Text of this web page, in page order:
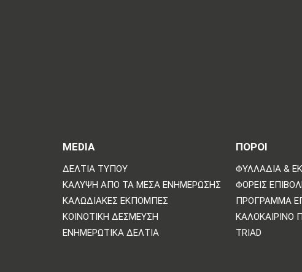
MEDIA
ΔΕΛΤΊΑ ΤΎΠΟΥ
ΚΆΛΥΨΗ ΑΠΌ ΤΑ ΜΈΣΑ ΕΝΗΜΈΡΩΣΗΣ
ΚΑΛΩΔΙΑΚΈΣ ΕΚΠΟΜΠΈΣ
ΚΟΙΝΟΤΙΚΉ ΔΈΣΜΕΥΣΗ
ΕΝΗΜΕΡΩΤΙΚΆ ΔΕΛΤΊΑ
ΠΟΡΟΙ
ΦΥΛΛΆΔΙΑ &
ΦΟΡΕΊΣ
ΠΡΌΓΡΑΜΜΑ
ΚΑΛΟΚΑΙΡΙΝΌ
TRIAD